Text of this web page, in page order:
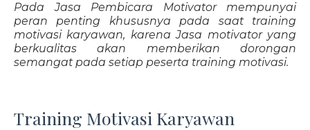
Pada Jasa Pembicara Motivator mempunyai
peran penting khususnya pada saat training
motivasi karyawan, karena Jasa motivator yang
berkualitas akan memberikan dorongan
semangat pada setiap peserta training motivasi.
Training Motivasi Karyawan